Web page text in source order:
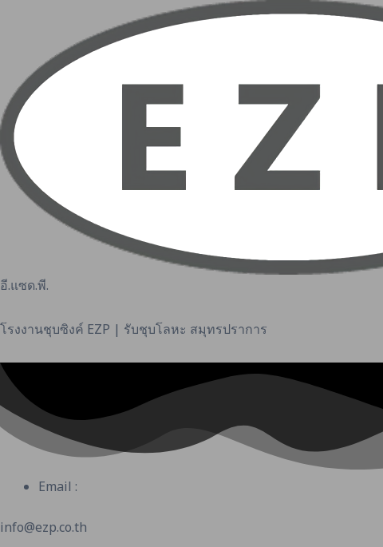
อี.แซด.พี.
โรงงานชุบซิงค์ EZP | รับชุบโลหะ สมุทรปราการ
Email :
info@ezp.co.th